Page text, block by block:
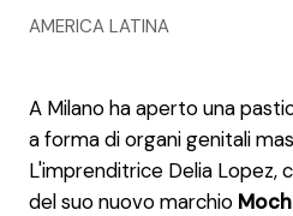
AMERICA LATINA
A Milano ha aperto una
a forma di organi genitali
L'imprenditrice Delia Lopez,
del suo nuovo marchio